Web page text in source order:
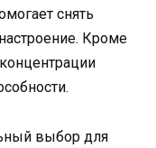
снять
Кроме
выбор для